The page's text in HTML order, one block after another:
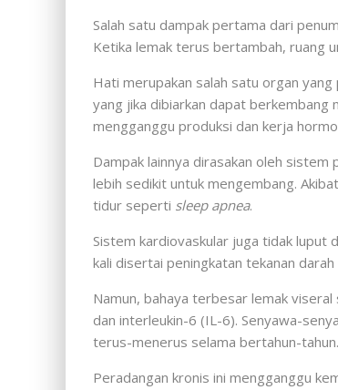
Salah satu dampak pertama dari
Ketika lemak terus bertambah, ruang
Hati merupakan salah satu organ
yang jika dibiarkan dapat berkembang
mengganggu produksi dan kerja
Dampak lainnya dirasakan oleh
lebih sedikit untuk mengembang.
tidur seperti sleep apnea.
Sistem kardiovaskular juga tidak luput
kali disertai peningkatan tekanan
Namun, bahaya terbesar lemak
dan interleukin-6 (IL-6). Senyawa-
terus-menerus selama bertahun-tahun.
Peradangan kronis ini mengganggu